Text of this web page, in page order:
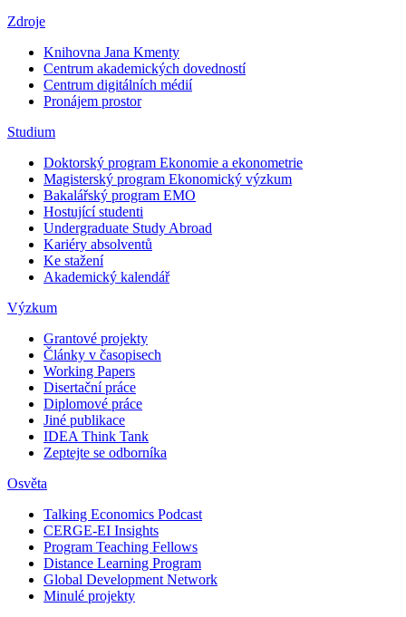
Zdroje
Knihovna Jana Kmenty
Centrum akademických dovedností
Centrum digitálních médií
Pronájem prostor
Studium
Doktorský program Ekonomie a ekonometrie
Magisterský program Ekonomický výzkum
Bakalářský program EMO
Hostující studenti
Undergraduate Study Abroad
Kariéry absolventů
Ke stažení
Akademický kalendář
Výzkum
Grantové projekty
Články v časopisech
Working Papers
Disertační práce
Diplomové práce
Jiné publikace
IDEA Think Tank
Zeptejte se odborníka
Osvěta
Talking Economics Podcast
CERGE-EI Insights
Program Teaching Fellows
Distance Learning Program
Global Development Network
Minulé projekty